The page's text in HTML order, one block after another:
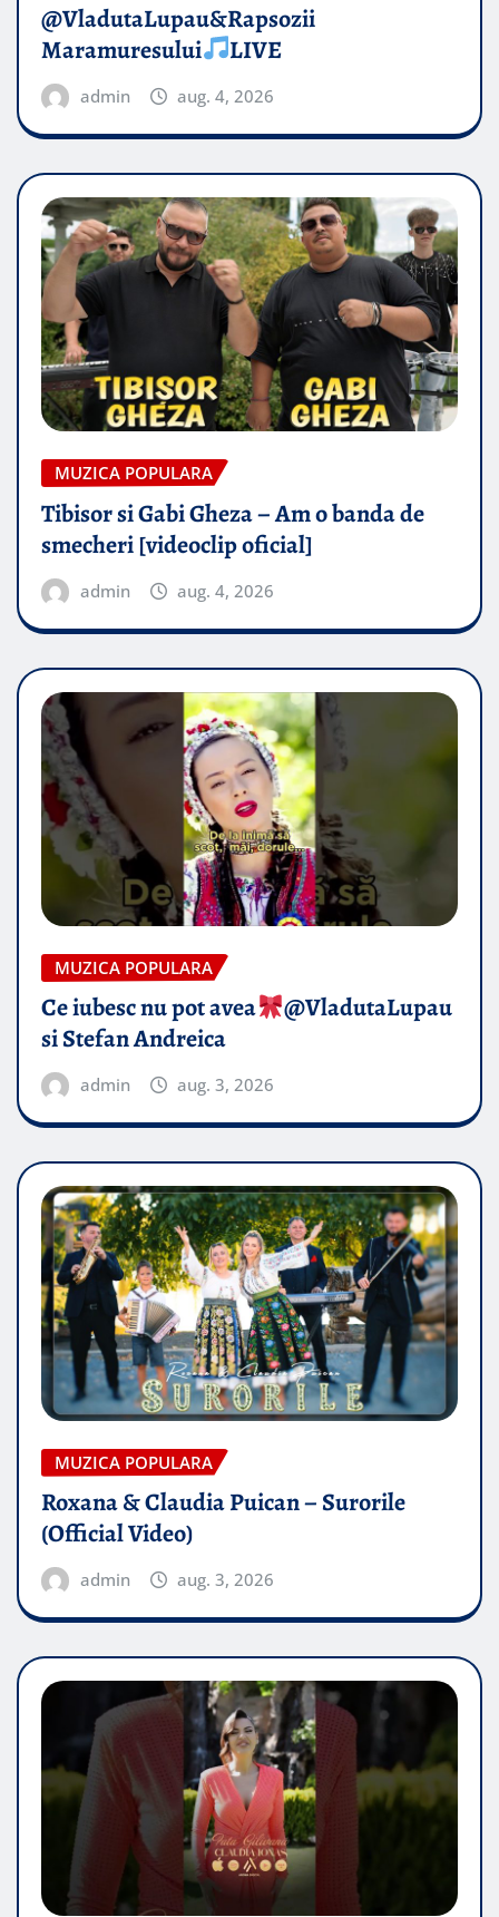
@VladutaLupau&Rapsozii
Maramuresului
LIVE
admin aug. 4, 2026
MUZICA POPULARA
Tibisor si Gabi Gheza – Am o banda de
smecheri [videoclip oficial]
admin aug. 4, 2026
MUZICA POPULARA
Ce iubesc nu pot avea
​@VladutaLupau
si Stefan Andreica
admin aug. 3, 2026
MUZICA POPULARA
Roxana & Claudia Puican – Surorile
(Official Video)
admin aug. 3, 2026